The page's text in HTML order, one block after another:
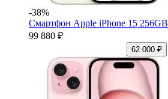
-38%
Смартфон Apple iPhone 15
99 880 ₽
62 000 ₽